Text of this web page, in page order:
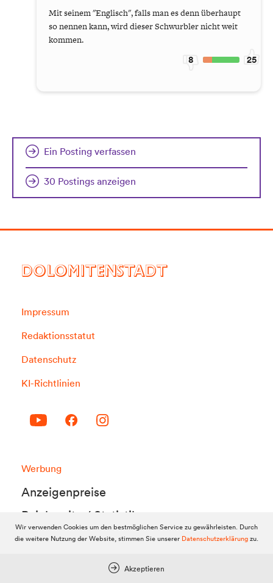
Mit seinem "Englisch", falls man es denn überhaupt
so nennen kann, wird dieser Schwurbler nicht weit
kommen.
8 25
Ein Posting verfassen
30 Postings anzeigen
DOLOMITENSTADT
Impressum
Redaktionsstatut
Datenschutz
KI-Richtlinien
Werbung
Anzeigenpreise
Reichweite / Statistik
Anfragen / Kontakt
Wir verwenden Cookies um den bestmöglichen Service zu gewährleisten. Durch
die weitere Nutzung der Website, stimmen Sie unserer Datenschutzerklärungzu.
Akzeptieren